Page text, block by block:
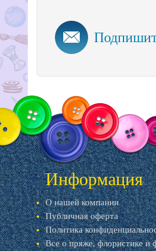
Информация
О нашей компании
Публичная оферта
Политика
Все о пряже, флористике и